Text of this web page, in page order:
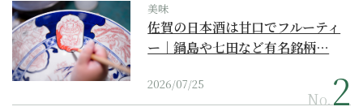
美味
佐賀の日本酒は甘口でフルーティ
ー｜鍋島や七田など有名銘柄…
2026/07/25
No.